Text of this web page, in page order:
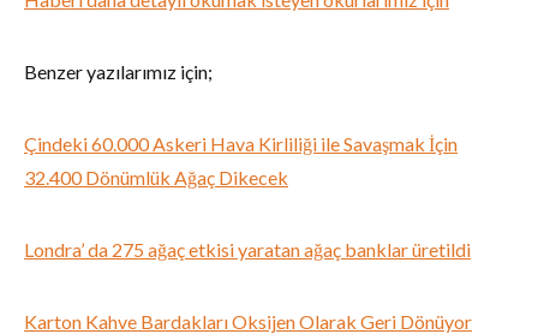
Benzer yazılarımız için;
Çindeki 60.000 Askeri Hava Kirliliği ile Savaşmak İçin
32.400 Dönümlük Ağaç Dikecek
Londra’ da 275 ağaç etkisi yaratan ağaç banklar üretildi
Karton Kahve Bardakları Oksijen Olarak Geri Dönüyor